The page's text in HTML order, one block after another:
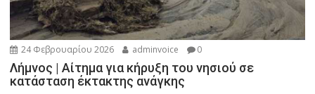
24 Φεβρουαρίου 2026 adminvoice 0
Λήμνος | Αίτημα για κήρυξη του νησιού σε
κατάσταση έκτακτης ανάγκης